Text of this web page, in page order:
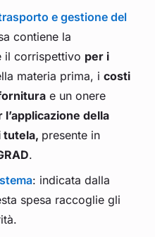
e gestione del
contiene la
il corrispettivo per i
materia prima, icosti
e un onere
della
tutela, presente in
.
: indicata dalla
spesa raccoglie gli